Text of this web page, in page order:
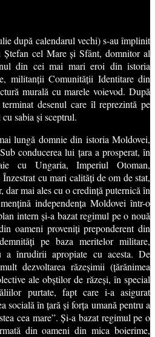
după calendarul vechi) s-au împlinit
cel Mare și Sfânt, domnitor al
din cei mai mari eroi din istoria
militanții Comunității Identitare din
murală cu marele voievod. După
desenul care îl reprezintă pe
sabia și sceptrul.
lungă domnie din istoria Moldovei,
conducerea lui țara a prosperat, în
cu Ungaria, Imperiul Otoman,
Înzestrat cu mari calități de om de stat,
mai ales cu o credință puternică în
independența Moldovei într-o
intern și-a bazat regimul pe o nouă
oameni proveniți preponderent din
pe baza meritelor militare,
înrudirii apropiate cu acesta. De
dezvoltarea răzeșimii (țărănimea
ale obștilor de răzeși, în special
purtate, fapt care i-a asigurat
socială în țară și forța umană pentru a
cea mare”. Și-a bazat regimul pe o
din oameni din mica boierime,